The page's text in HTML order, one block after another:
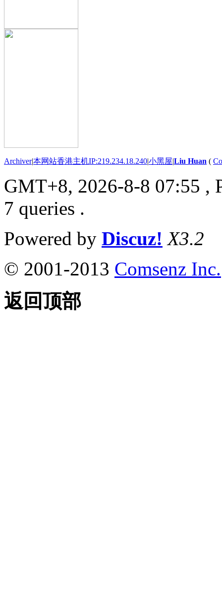
Archiver|本网站香港主机IP:219.234.18.240|小黑屋|Liu Huan (
GMT+8, 2026-8-8 07:55 ,
7 queries .
Powered by Discuz! X3.2
© 2001-2013 Comsenz Inc.
返回顶部